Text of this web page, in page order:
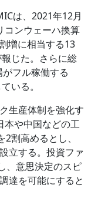
は、2021年12月
コンウェーハ換算
増に相当する13
じた。さらに総
フル稼働する
いる。
生産体制を強化す
本や中国などの工
割高めるとし、
立する。投資ファ
、意思決定のスピ
達を可能にすると